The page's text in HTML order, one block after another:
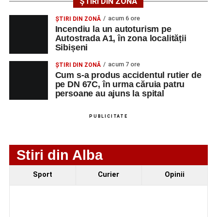
AGENT OCUPAŢIA
LMV
TOOLS RENT PRO
MUNCITOR
NECALIFICAT LA
DEMOLAREA
CLADIRILOR,
CAPTUSELI
ZIDARIE, PLACI
FAIANTA,
1 0729399259
CXN MEGALUX
CONSTRUCT SRL
FAIANTAR
CXN MEGALUX
FIERAR
0729399259
ȘTIRI DIN ZONĂ acum 6 ore
Incendiu la un autoturism pe
Autostrada A1, în zona localității
Sibișeni
ȘTIRI DIN ZONĂ acum 7 ore
Cum s-a produs accidentul rutier de
pe DN 67C, în urma căruia patru
persoane au ajuns la spital
PUBLICITATE
Stiri din Alba
Sport Curier Opinii